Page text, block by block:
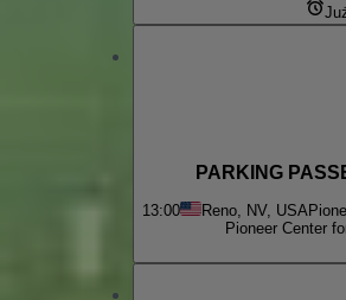
13:00 Reno, NV, USA
Pioneer Center